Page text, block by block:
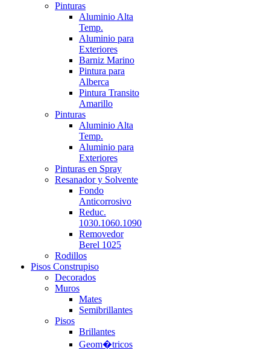
Pinturas
Aluminio Alta
Temp.
Aluminio para
Exteriores
Barniz Marino
Pintura para
Alberca
Pintura Transito
Amarillo
Pinturas
Aluminio Alta
Temp.
Aluminio para
Exteriores
Pinturas en Spray
Resanador y Solvente
Fondo
Anticorrosivo
Reduc.
1030.1060.1090
Removedor
Berel 1025
Rodillos
Pisos Construpiso
Decorados
Muros
Mates
Semibrillantes
Pisos
Brillantes
Geom�tricos